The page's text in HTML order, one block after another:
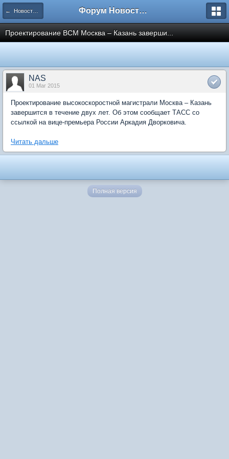
← Новости рынка недвижимости Форум Новостройки
Проектирование ВСМ Москва – Казань заверши...
NAS
01 Mar 2015
Проектирование высокоскоростной магистрали Москва – Казань
завершится в течение двух лет. Об этом сообщает ТАСС со
ссылкой на вице-премьера России Аркадия Дворковича.
Читать дальше
Полная версия